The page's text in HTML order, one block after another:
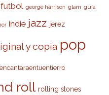
futbol george harrison glam guía
indie jazz jerez
y copia pop
roll rolling stones